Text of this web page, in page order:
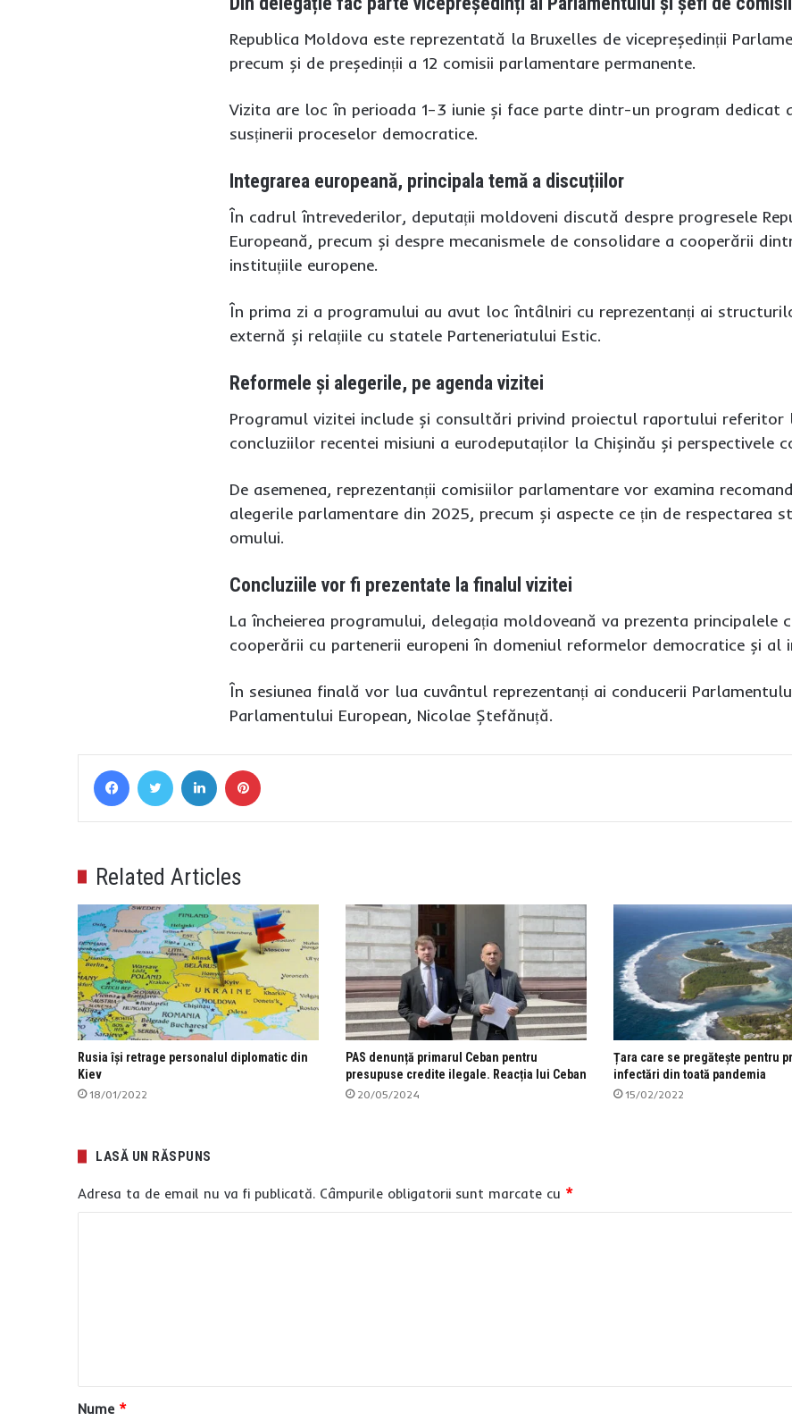
Republica Moldova este reprezentată la Bruxelles de vicepreședinții
precum și de președinții a 12 comisii parlamentare permanente.
Vizita are loc în perioada 1–3 iunie și face parte dintr-un program
susținerii proceselor democratice.
Integrarea europeană, principala temă a discuțiilor
În cadrul întrevederilor, deputații moldoveni discută despre progresele
Europeană, precum și despre mecanismele de consolidare a cooperării
instituțiile europene.
În prima zi a programului au avut loc întâlniri cu reprezentanți ai
externă și relațiile cu statele Parteneriatului Estic.
Reformele și alegerile, pe agenda vizitei
Programul vizitei include și consultări privind proiectul raportului referitor
concluziilor recentei misiuni a eurodeputaților la Chișinău și perspectivele
De asemenea, reprezentanții comisiilor parlamentare vor examina
alegerile parlamentare din 2025, precum și aspecte ce țin de respectarea
omului.
Concluziile vor fi prezentate la finalul vizitei
La încheierea programului, delegația moldoveană va prezenta principalele
cooperării cu partenerii europeni în domeniul reformelor democratice și al
În sesiunea finală vor lua cuvântul reprezentanți ai conducerii
Parlamentului European, Nicolae Ștefănuță.
FacebookTwitter LinkedIn
Related Articles
Rusia își retrage personalul diplomatic din
Kiev
18/01/2022
PAS denunță primarul Ceban pentru
presupuse credite ilegale. Reacția lui Ceban
20/05/2024
Țara care se pregătește pentru
infectări din toată pandemia
15/02/2022
LASĂ UN RĂSPUNS
Adresa ta de email nu va fi publicată. Câmpurile obligatorii sunt marcate cu *
a
r
Nume *